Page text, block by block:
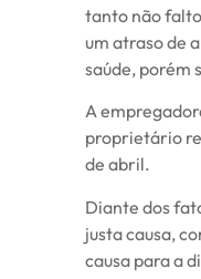
tanto não
um atraso de
saúde, porém
A
proprietário
de abril.
Diante dos
justa causa,
causa para a